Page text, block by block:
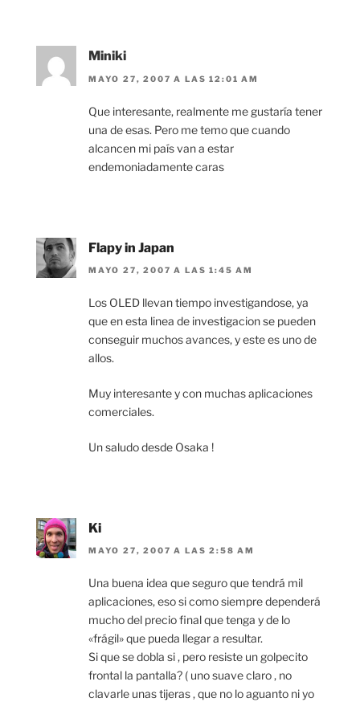
Miniki
MAYO 27, 2007 A LAS 12:01 AM
Que interesante, realmente me gustaría tener
una de esas. Pero me temo que cuando
alcancen mi país van a estar
endemoniadamente caras
Flapy in Japan
MAYO 27, 2007 A LAS 1:45 AM
Los OLED llevan tiempo investigandose, ya
que en esta linea de investigacion se pueden
conseguir muchos avances, y este es uno de
allos.
Muy interesante y con muchas aplicaciones
comerciales.
Un saludo desde Osaka !
Ki
MAYO 27, 2007 A LAS 2:58 AM
Una buena idea que seguro que tendrá mil
aplicaciones, eso si como siempre dependerá
mucho del precio final que tenga y de lo
«frágil» que pueda llegar a resultar.
Si que se dobla si , pero resiste un golpecito
frontal la pantalla? ( uno suave claro , no
clavarle unas tijeras , que no lo aguanto ni yo